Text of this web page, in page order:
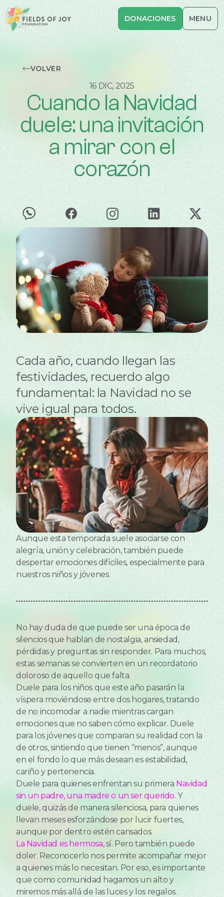
DONACIONES MENU
DONACIONES CERRAR
INICIATIVAS
RECURSOS
CONTACTO
RED DE ESPECIALISTAS
ENG
VOLVER
16 DIC, 2025
Cuando la Navidad
duele: una invitación
a mirar con el
corazón
Cada año, cuando llegan las
festividades, recuerdo algo
fundamental: la Navidad no se
vive igual para todos.
Aunque esta temporada suele asociarse con
alegría, unión y celebración, también puede
despertar emociones difíciles, especialmente para
nuestros niños y jóvenes.
No hay duda de que puede ser una época de
silencios que hablan de nostalgia, ansiedad,
pérdidas y preguntas sin responder. Para muchos,
estas semanas se convierten en un recordatorio
doloroso de aquello que falta.
Duele para los niños que este año pasarán la
víspera moviéndose entre dos hogares, tratando
de no incomodar a nadie mientras cargan
emociones que no saben cómo explicar. Duele
para los jóvenes que comparan su realidad con la
de otros, sintiendo que tienen “menos”, aunque
en el fondo lo que más desean es estabilidad,
cariño y pertenencia.
Duele para quienes enfrentan su primeraNavidad
sin un padre, una madre o un ser querido. Y
duele, quizás de manera silenciosa, para quienes
llevan meses esforzándose por lucir fuertes,
aunque por dentro estén cansados.
La Navidad es hermosa, sí. Pero también puede
doler. Reconocerlo nos permite acompañar mejor
a quienes más lo necesitan. Por eso, es importante
que como comunidad hagamos un alto y
miremos más allá de las luces y los regalos.